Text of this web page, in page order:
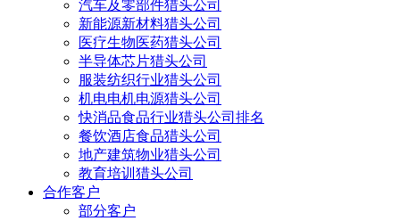
汽车及零部件猎头公司
新能源新材料猎头公司
医疗生物医药猎头公司
半导体芯片猎头公司
服装纺织行业猎头公司
机电电机电源猎头公司
快消品食品行业猎头公司排名
餐饮酒店食品猎头公司
地产建筑物业猎头公司
教育培训猎头公司
合作客户
部分客户